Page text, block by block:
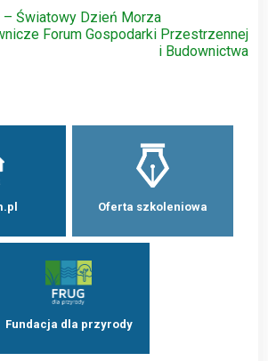
Światowy Dzień Morza
Forum Gospodarki Przestrzennej
i Budownictwa
Oferta szkoleniowa
Fundacja dla przyrody